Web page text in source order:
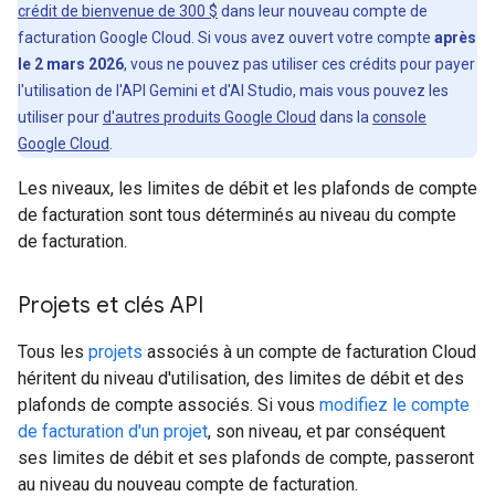
crédit de bienvenue de 300 $ dans leur nouveau compte de
facturation Google Cloud. Si vous avez ouvert votre compte après
le 2 mars 2026, vous ne pouvez pas utiliser ces crédits pour payer
l'utilisation de l'API Gemini et d'AI Studio, mais vous pouvez les
utiliser pourd'autres produits Google Cloud dans la console
Google Cloud
Les niveaux, les limites de débit et les plafonds de compte
de facturation sont tous déterminés au niveau du compte
de facturation.
Projets et clés API
Tous les projets associés à un compte de facturation Cloud
héritent du niveau d'utilisation, des limites de débit et des
plafonds de compte associés. Si vous modifiez le compte
de facturation d'un projet, son niveau, et par conséquent
ses limites de débit et ses plafonds de compte, passeront
au niveau du nouveau compte de facturation.